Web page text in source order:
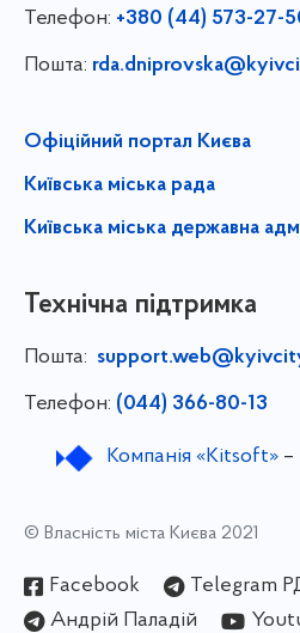
Телефон: +380 (44) 573-27-
Пошта:
Офіційний портал Києва
Київська міська рада
Київська міська державна
Технічна підтримка
Пошта:
Телефон: (044) 366-80-13
Компанія «Kitsoft»–
© Власність міста Києва 2021
Facebook
Telegram
Андрій Паладій